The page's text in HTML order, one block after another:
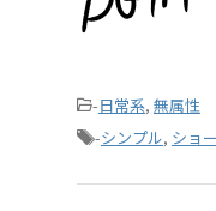
-日常系, 無属性
-シンプル, ショ